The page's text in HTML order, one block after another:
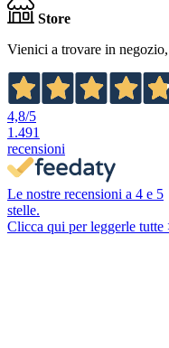
Store
Vienici a trovare in
4,8/5
1.491
recensioni
Le nostre recensioni a 4 e 5
stelle.
Clicca qui per leggerle tutte